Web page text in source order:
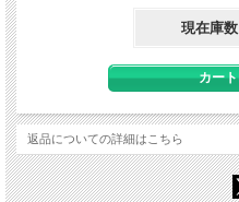
現在庫数
返品についての詳細はこちら